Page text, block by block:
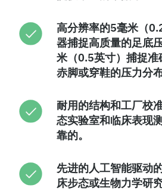
高分辨率的5毫米（
器捕捉高质量的足底
米（0.5英寸）捕捉准
赤脚或穿鞋的压力分布
耐用的结构和工厂校
态实验室和临床表现
靠的。
先进的人工智能驱动
床步态或生物力学研